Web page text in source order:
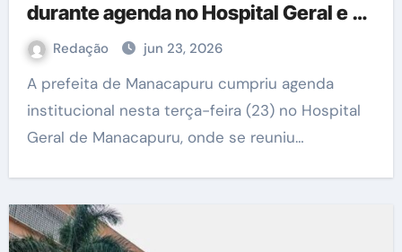
durante agenda no Hospital Geral e na
Afya Manacapuru
Redação jun 23, 2026
A prefeita de Manacapuru cumpriu agenda
institucional nesta terça-feira (23) no Hospital
Geral de Manacapuru, onde se reuniu…